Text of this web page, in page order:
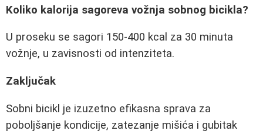
Koliko kalorija sagoreva vožnja sobnog bicikla?
U proseku se sagori 150-400 kcal za 30 minuta
vožnje, u zavisnosti od intenziteta.
Zaključak
Sobni bicikl je izuzetno efikasna sprava za
poboljšanje kondicije, zatezanje mišića i gubitak